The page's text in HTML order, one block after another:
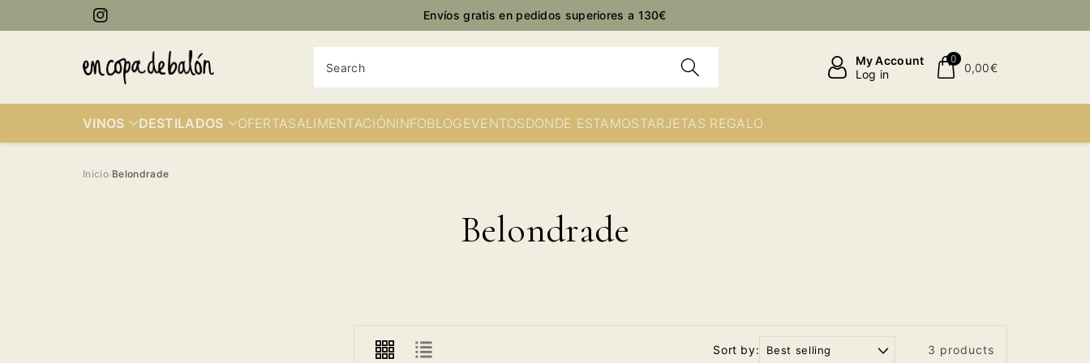
Instagram
Envíos gratis en pedidos superiores a 130€
Search
My Account
Log in
0
0,00€
VINOS DESTILADOS OFERTASALIMENTACIÓNINFOBLOGEVENTOSDONDE ESTAMOSTARJETAS REGALO
Inicio› Belondrade
Belondrade
Sort by: 3 products